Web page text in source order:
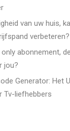
van uw huis,
verbeteren?
only abonnement,
jou?
Generator: Het
Tv-liefhebbers